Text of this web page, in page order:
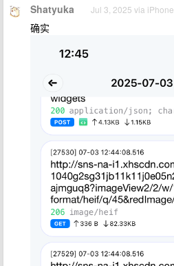
Shatyuka Jul 3, 2025 via iPhone
确实